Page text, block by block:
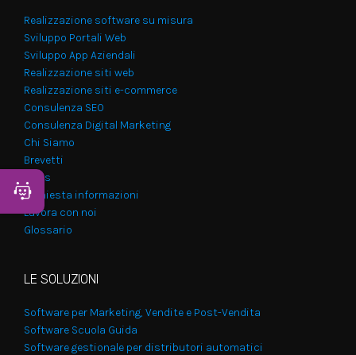
Apri Chatbot
Realizzazione software su misura
Sviluppo Portali Web
Sviluppo App Aziendali
Realizzazione siti web
Realizzazione siti e-commerce
Consulenza SEO
Consulenza Digital Marketing
Chi Siamo
Brevetti
News
Richiesta informazioni
Lavora con noi
Glossario
LE SOLUZIONI
Software per Marketing, Vendite e Post-Vendita
Software Scuola Guida
Software gestionale per distributori automatici